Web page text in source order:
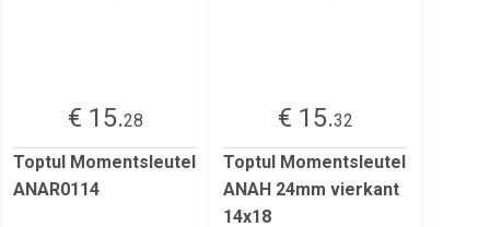
€ 15.28
Toptul Momentsleutel
ANAR0114
€ 15.32
Toptul Momentsleutel
ANAH 24mm vierkant
14x18